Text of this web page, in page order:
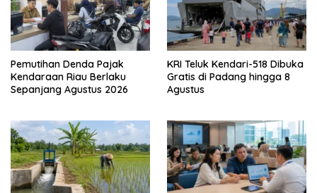
Pemutihan Denda Pajak
Kendaraan Riau Berlaku
Sepanjang Agustus 2026
KRI Teluk Kendari-518 Dibuka
Gratis di Padang hingga 8
Agustus